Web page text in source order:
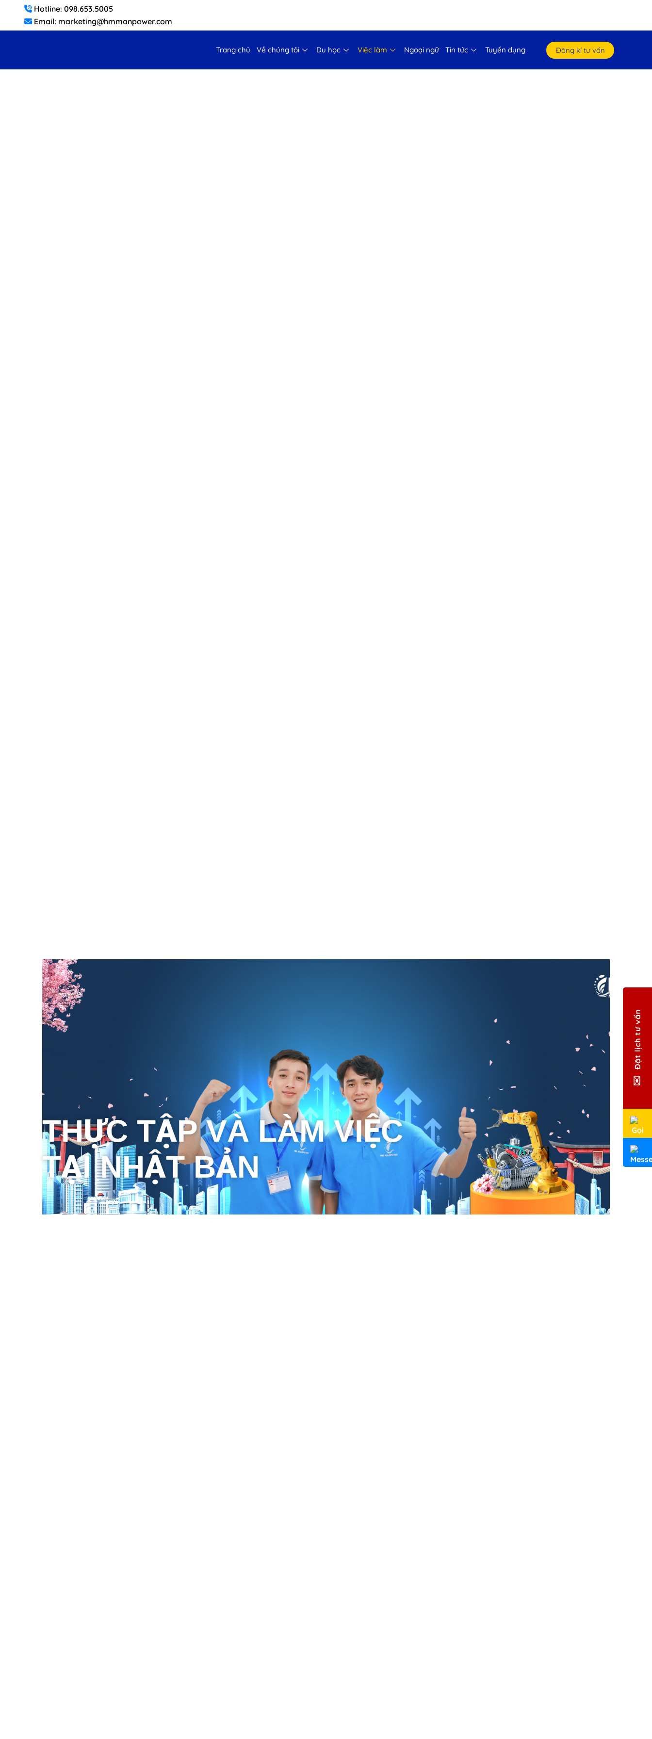
Hotline: 098.653.5005
Email: marketing@hmmanpower.com
Trang chủ Về chúng tôi Du học Việc làm Ngoại ngữ Tin tức Tuyển dụng Đăng kí tư vấn
THỰC TẬP VÀ LÀM VIỆC
TẠI NHẬT BẢN
Đặt lịch tư vấn